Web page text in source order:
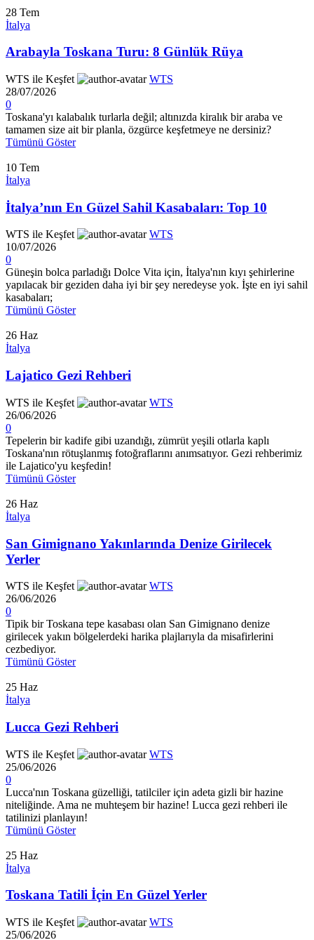
28 Tem
İtalya
Arabayla Toskana Turu: 8 Günlük Rüya
WTS ile Keşfet
WTS
28/07/2026
0
Toskana'yı kalabalık turlarla değil; altınızda kiralık bir araba ve
tamamen size ait bir planla, özgürce keşfetmeye ne dersiniz?
Tümünü Göster
10 Tem
İtalya
İtalya’nın En Güzel Sahil Kasabaları: Top 10
WTS ile Keşfet
WTS
10/07/2026
0
Güneşin bolca parladığı Dolce Vita için, İtalya'nın kıyı şehirlerine
yapılacak bir geziden daha iyi bir şey neredeyse yok. İşte en iyi sahil
kasabaları;
Tümünü Göster
26 Haz
İtalya
Lajatico Gezi Rehberi
WTS ile Keşfet
WTS
26/06/2026
0
Tepelerin bir kadife gibi uzandığı, zümrüt yeşili otlarla kaplı
Toskana'nın rötuşlanmış fotoğraflarını anımsatıyor. Gezi rehberimiz
ile Lajatico'yu keşfedin!
Tümünü Göster
26 Haz
İtalya
San Gimignano Yakınlarında Denize Girilecek
Yerler
WTS ile Keşfet
WTS
26/06/2026
0
Tipik bir Toskana tepe kasabası olan San Gimignano denize
girilecek yakın bölgelerdeki harika plajlarıyla da misafirlerini
cezbediyor.
Tümünü Göster
25 Haz
İtalya
Lucca Gezi Rehberi
WTS ile Keşfet
WTS
25/06/2026
0
Lucca'nın Toskana güzelliği, tatilciler için adeta gizli bir hazine
niteliğinde. Ama ne muhteşem bir hazine! Lucca gezi rehberi ile
tatilinizi planlayın!
Tümünü Göster
25 Haz
İtalya
Toskana Tatili İçin En Güzel Yerler
WTS ile Keşfet
WTS
25/06/2026